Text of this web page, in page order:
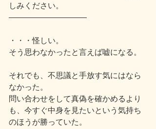
しみください。
――――――――――
・・・怪しい。
そう思わなかったと言えば嘘になる。
それでも、不思議と手放す気にはなら
なかった。
問い合わせをして真偽を確かめるより
も、今すぐ中身を見たいという気持ち
のほうが勝っていた。